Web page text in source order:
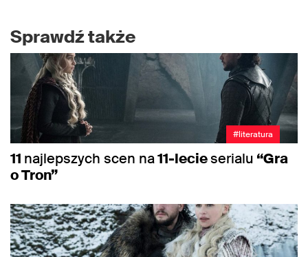
Sprawdź także
#literatura
11 najlepszych scen na11-lecieserialu “Gra
o Tron”